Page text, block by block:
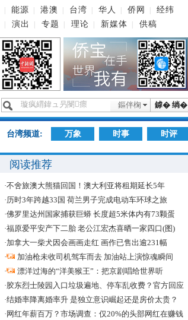
能源 港澳 台湾 华人 侨网
经纬
演出 专题 理论 新媒体 供稿
鎼� 绱�
鏂伴椈
台湾频道: 万象 时事 时评
阅读推荐
·不舍旅澳大熊猫回国！澳大利亚将租期延长5年
·历时3年跨越33国 荷兰男子完成电动车环球之旅
·佛罗里达州国家捕获巨蟒 长度超5米体内有73颗蛋
·福原爱平安产下二胎 老公江宏杰喜晒一家四口(图)
·加拿大一柴犬因会画画走红 画作已售出逾231幅
·
加油枪未收司机驾车而去 加油站上演惊魂瞬间
·
漂洋过海的“洋美猴王”：把京剧唱给世界听
·胶东烈士陵园入口垃圾遍地、停车乱收费？官方回应
·结婚率降离婚率升 是独立意识崛起还是房价太贵？
· 网红年薪百万？市场调查：仅20%的头部网红在赚钱